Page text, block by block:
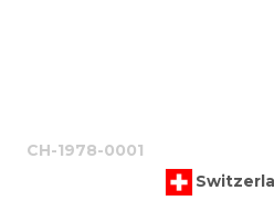
CH-1978-0001